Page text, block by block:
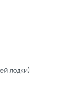
лодки)